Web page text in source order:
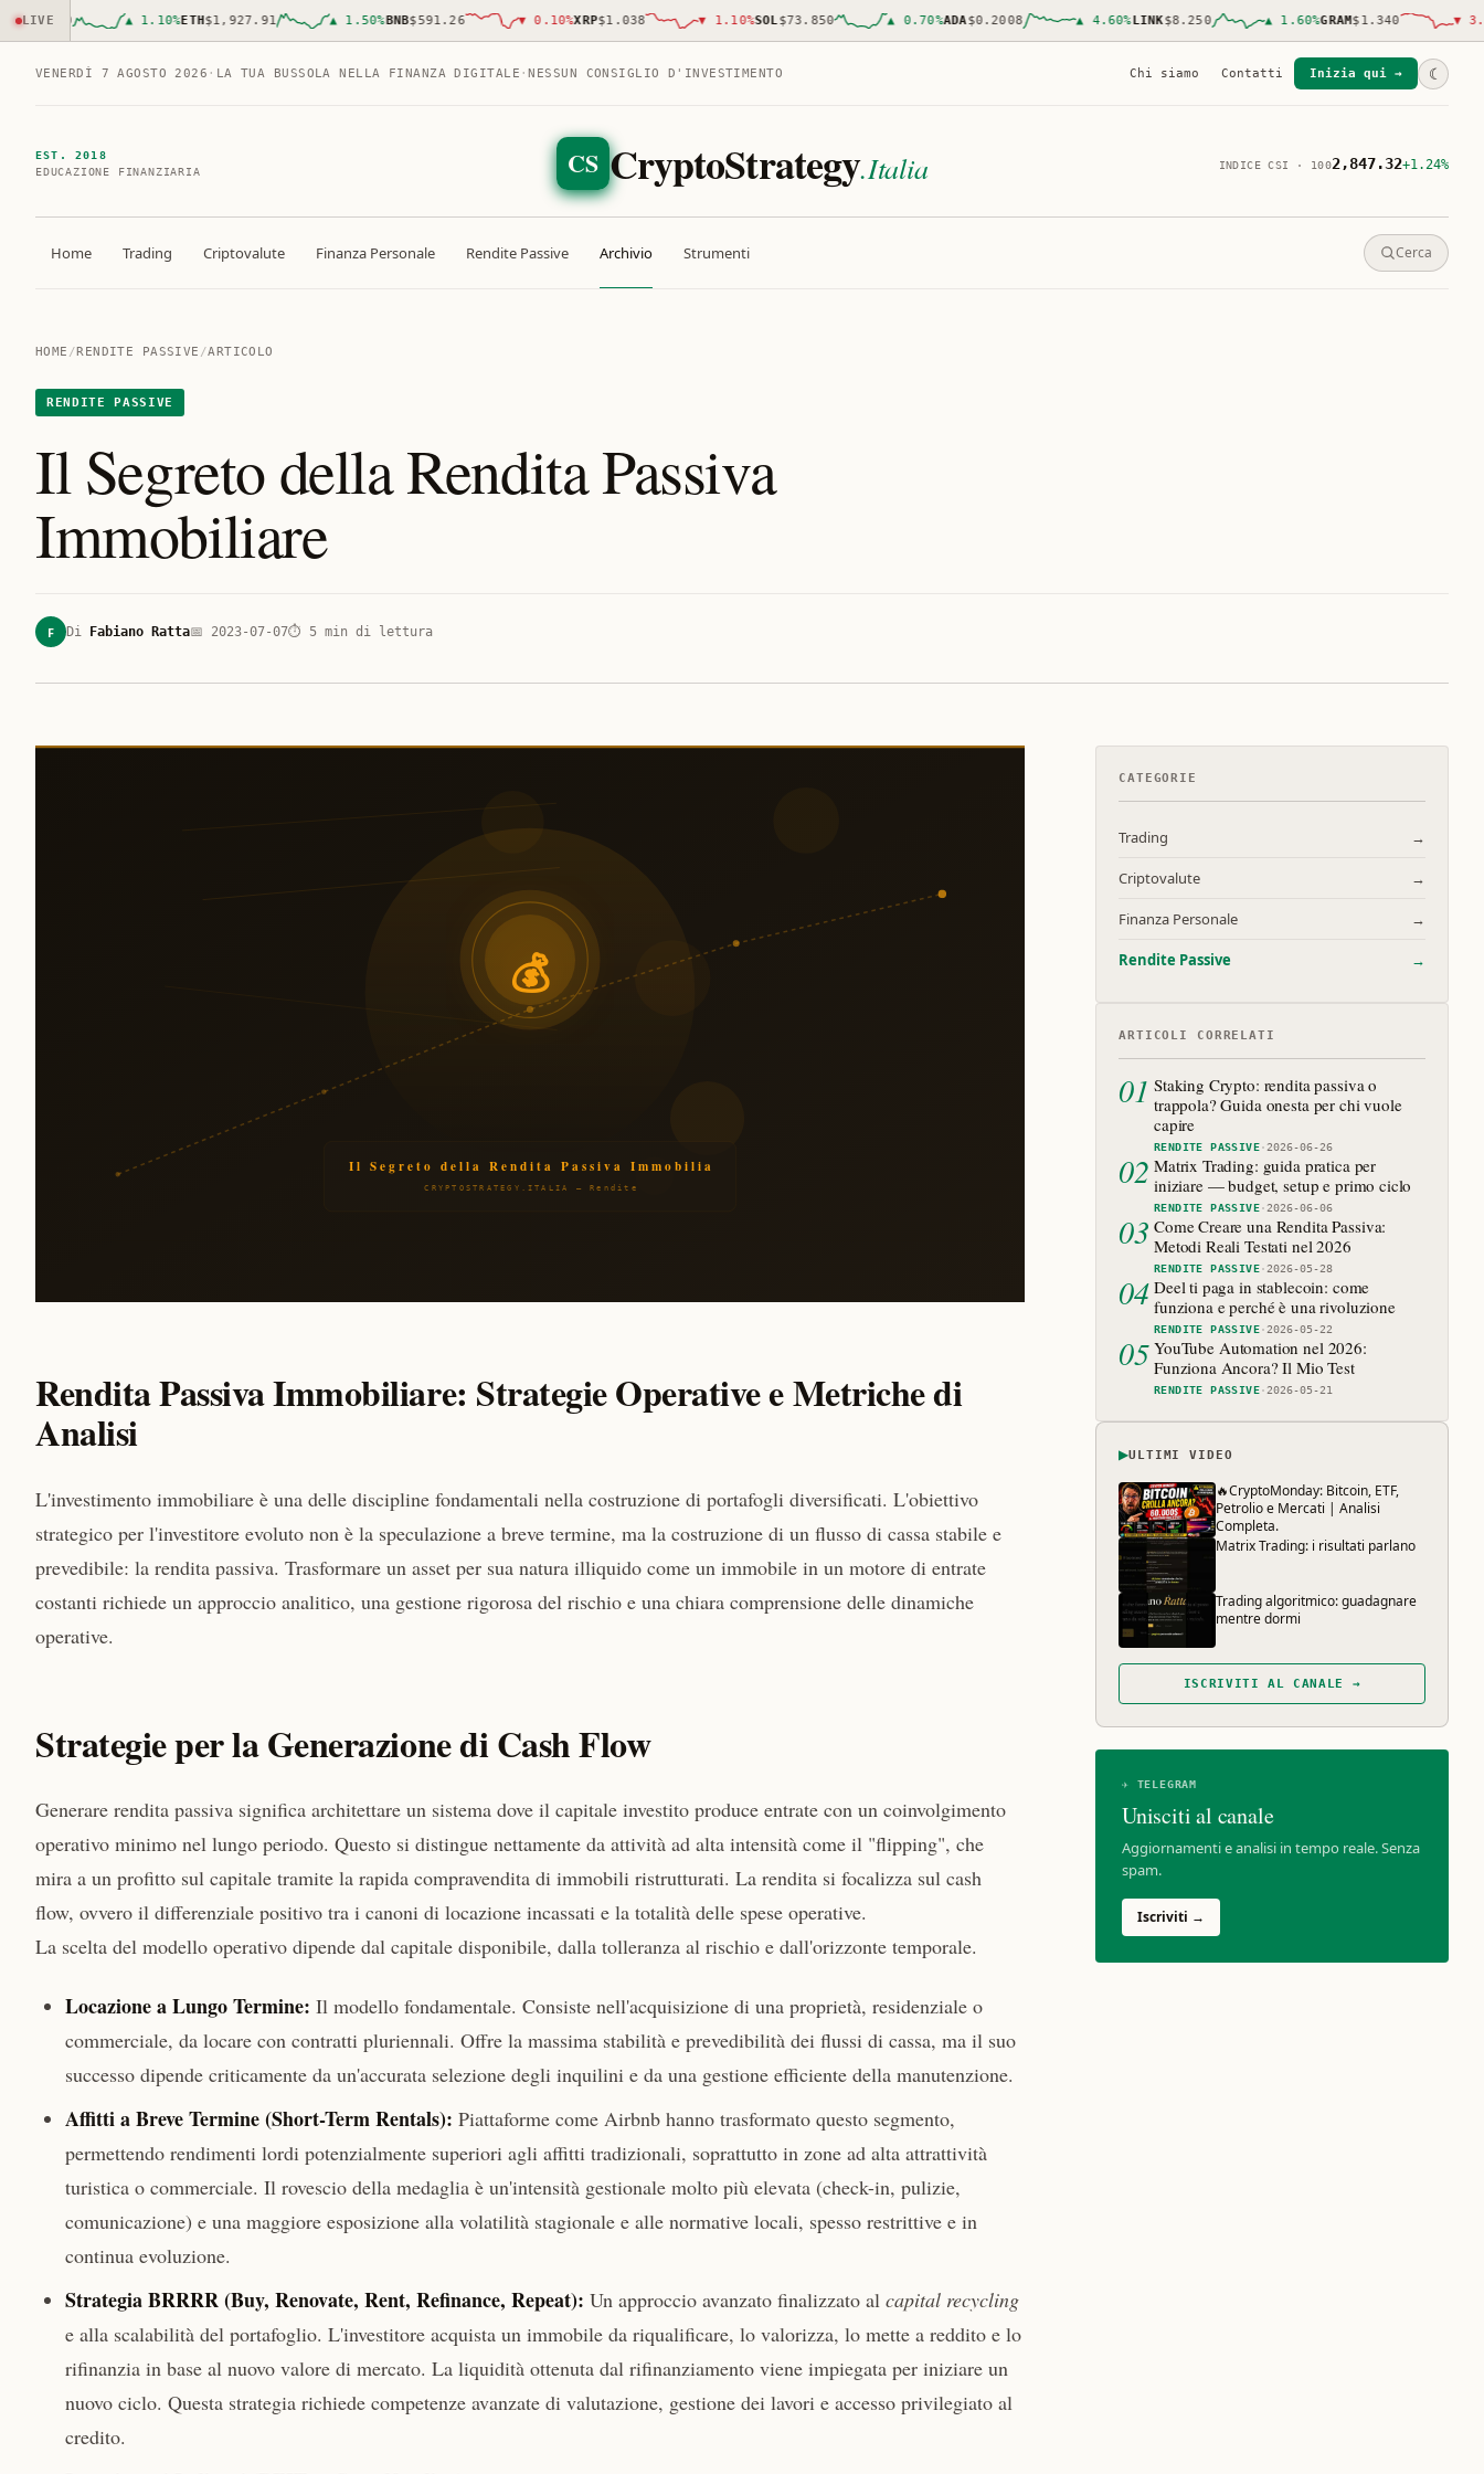
LIVE 1.10% ETH$1,927.91 ▲ 1.50 %BNB$591.26 ▼ 0.10 % XRP$1.038 ▼ 1.10% SOL$73.850 0.70%ADA$0.2008 ▲ 4.60%LINK$8.250 ▲ 1.60 %GRAM$1.340 ▼ 3.20%
VENERDÌ 7 AGOSTO 2026 · LA TUA BUSSOLA NELLA FINANZA DIGITALE ·NESSUN CONSIGLIO D'INVESTIMENTO Chi siamo Contatti Inizia qui → ☾
EST. 2018
EDUCAZIONE FINANZIARIA
CS CryptoStrategy.Italia INDICE CSI · 1002,847.32+1.24%
Home Trading Criptovalute Finanza Personale Rendite Passive Archivio Strumenti Cerca
HOME /RENDITE PASSIVE /ARTICOLO
RENDITE PASSIVE
Il Segreto della Rendita Passiva
Immobiliare
F Di Fabiano Ratta📅 2023-07-07⏱ 5 min di lettura
Rendita Passiva Immobiliare: Strategie Operative e Metriche di
Analisi
L'investimento immobiliare è una delle discipline fondamentali nella costruzione di portafogli diversificati. L'obiettivo
strategico per l'investitore evoluto non è la speculazione a breve termine, ma la costruzione di un flusso di cassa stabile e
prevedibile: la rendita passiva. Trasformare un asset per sua natura illiquido come un immobile in un motore di entrate
costanti richiede un approccio analitico, una gestione rigorosa del rischio e una chiara comprensione delle dinamiche
operative.
Strategie per la Generazione di Cash Flow
Generare rendita passiva significa architettare un sistema dove il capitale investito produce entrate con un coinvolgimento
operativo minimo nel lungo periodo. Questo si distingue nettamente da attività ad alta intensità come il "flipping", che
mira a un profitto sul capitale tramite la rapida compravendita di immobili ristrutturati. La rendita si focalizza sul cash
flow, ovvero il differenziale positivo tra i canoni di locazione incassati e la totalità delle spese operative.
La scelta del modello operativo dipende dal capitale disponibile, dalla tolleranza al rischio e dall'orizzonte temporale.
Locazione a Lungo Termine: Il modello fondamentale. Consiste nell'acquisizione di una proprietà, residenziale o
commerciale, da locare con contratti pluriennali. Offre la massima stabilità e prevedibilità dei flussi di cassa, ma il suo
successo dipende criticamente da un'accurata selezione degli inquilini e da una gestione efficiente della manutenzione.
Affitti a Breve Termine (Short-Term Rentals): Piattaforme come Airbnb hanno trasformato questo segmento,
permettendo rendimenti lordi potenzialmente superiori agli affitti tradizionali, soprattutto in zone ad alta attrattività
turistica o commerciale. Il rovescio della medaglia è un'intensità gestionale molto più elevata (check-in, pulizie,
comunicazione) e una maggiore esposizione alla volatilità stagionale e alle normative locali, spesso restrittive e in
continua evoluzione.
Strategia BRRRR (Buy, Renovate, Rent, Refinance, Repeat): Un approccio avanzato finalizzato al capital recycling
e alla scalabilità del portafoglio. L'investitore acquista un immobile da riqualificare, lo valorizza, lo mette a reddito e lo
rifinanzia in base al nuovo valore di mercato. La liquidità ottenuta dal rifinanziamento viene impiegata per iniziare un
nuovo ciclo. Questa strategia richiede competenze avanzate di valutazione, gestione dei lavori e accesso privilegiato al
credito.
CATEGORIE
Trading →
Criptovalute →
Finanza Personale →
Rendite Passive →
ARTICOLI CORRELATI
01 Staking Crypto: rendita passiva o
trappola? Guida onesta per chi vuole
capire
RENDITE PASSIVE·2026-06-26
02 Matrix Trading: guida pratica per
iniziare — budget, setup e primo ciclo
RENDITE PASSIVE·2026-06-06
03 Come Creare una Rendita Passiva:
Metodi Reali Testati nel 2026
RENDITE PASSIVE·2026-05-28
04 Deel ti paga in stablecoin: come
funziona e perché è una rivoluzione
RENDITE PASSIVE·2026-05-22
05 YouTube Automation nel 2026:
Funziona Ancora? Il Mio Test
RENDITE PASSIVE·2026-05-21
▶ULTIMI VIDEO
🔥CryptoMonday: Bitcoin, ETF,
Petrolio e Mercati | Analisi
Completa.
Matrix Trading: i risultati parlano
Trading algoritmico: guadagnare
mentre dormi
ISCRIVITI AL CANALE →
✈ TELEGRAM
Unisciti al canale
Aggiornamenti e analisi in tempo reale. Senza
spam.
Iscriviti →